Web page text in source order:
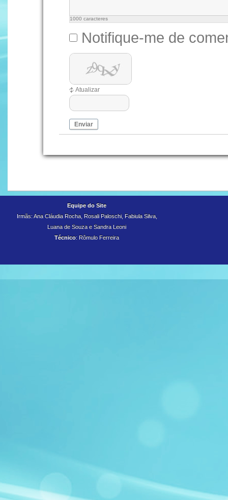
1000 caracteres
Notifique-me de
Atualizar
Enviar
Equipe do Site
Irmãs: Ana Cláudia Rocha, Rosali Paloschi, Fabiula Silva,
Luana de Souza eSandra Leoni
Técnico: Rômulo Ferreira